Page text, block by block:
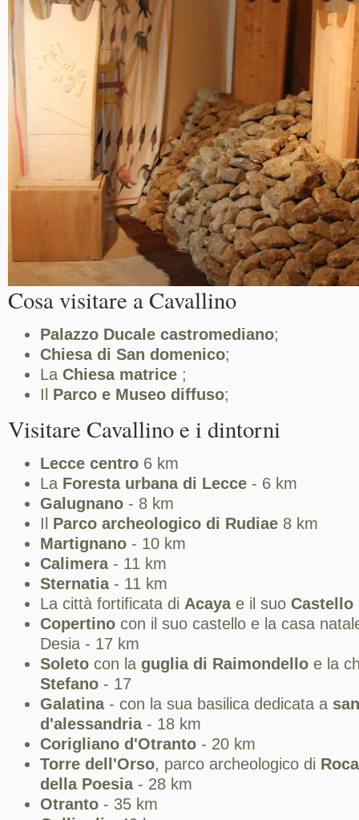
Cosa visitare a Cavallino
Palazzo Ducale castromediano;
Chiesa di San domenico;
La Chiesa matrice ;
Il Parco e Museo diffuso;
Visitare Cavallino e i dintorni
Lecce centro 6 km
La Foresta urbana di Lecce - 6 km
Galugnano - 8 km
Il Parco archeologico di Rudiae 8 km
Martignano - 10 km
Calimera- 11 km
Sternatia- 11 km
La città fortificata di Acayae il suo Castello
Copertino con il suo castello e la casa
Desia - 17 km
Soleto con la guglia di Raimondello e la
Stefano - 17
Galatina- con la sua basilica dedicata a
d'alessandria- 18 km
Corigliano d'Otranto - 20 km
Torre dell'Orso, parco archeologico di
della Poesia- 28 km
Otranto - 35 km